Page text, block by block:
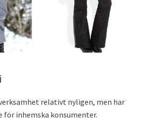
relativt nyligen, men har
inhemska konsumenter.